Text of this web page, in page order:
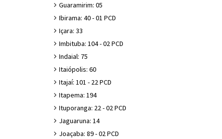
Guaramirim: 05
Ibirama: 40 - 01 PCD
Içara: 33
Imbituba: 104 - 02 PCD
Indaial: 75
Itaiópolis: 60
Itajaí: 101 - 22 PCD
Itapema: 194
Ituporanga: 22 - 02 PCD
Jaguaruna: 14
Joaçaba: 89 - 02 PCD